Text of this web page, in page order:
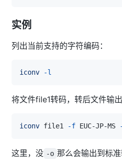
实例
列出当前支持的字符编码：
iconv -l
将文件file1转码，转后文件输
iconv file1 -f EUC-JP-MS
这里，没 -o 那么会输出到标准